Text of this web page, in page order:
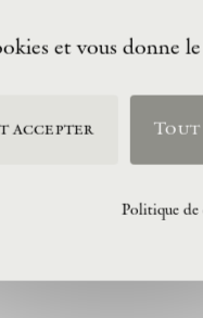
et vous donne
accepter Tout
Politique